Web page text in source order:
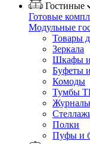
Гостиные
Готовые
Модульные
Товары
Зеркала
Шкафы
Буфеты
Комоды
Тумбы
Полки
Пуфы и